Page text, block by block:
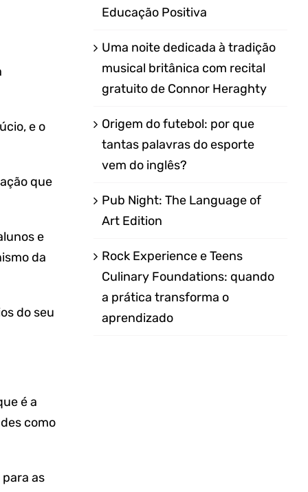
e o
que
e
da
do seu
é a
como
as
Educação Positiva
Uma noite dedicada à tradição
musical britânica com recital
gratuito de Connor Heraghty
Origem do futebol: por que
tantas palavras do esporte
vem do inglês?
Pub Night: The Language of
Art Edition
Rock Experience e Teens
Culinary Foundations: quando
a prática transforma o
aprendizado